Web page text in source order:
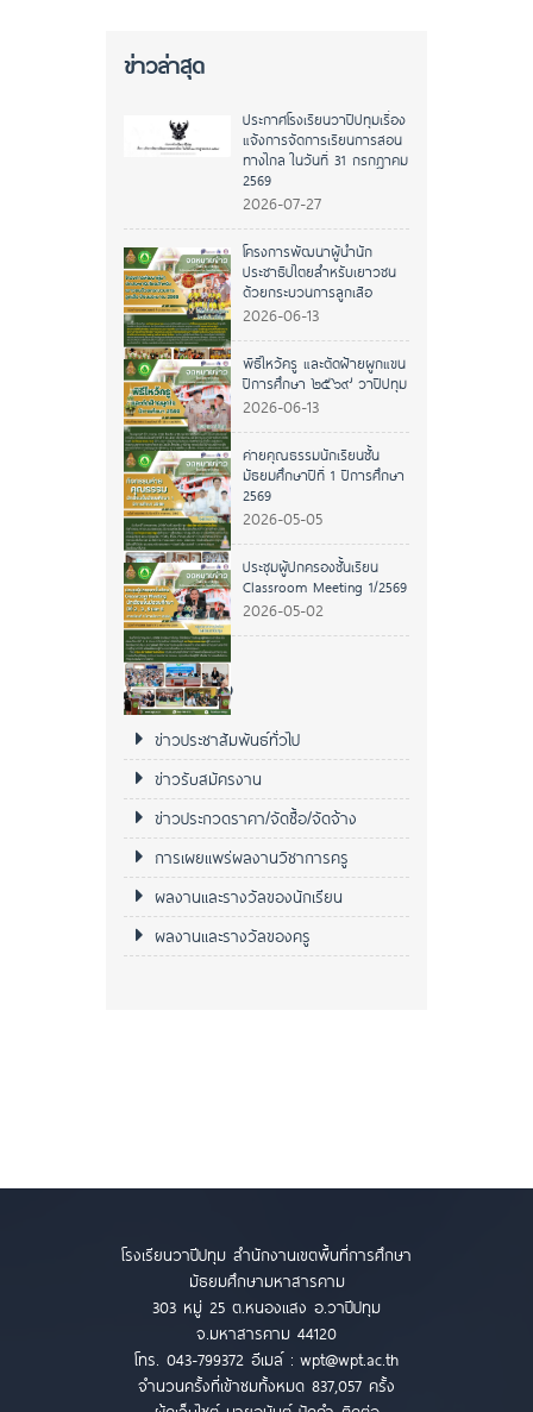
ข่าวล่าสุด
ประกาศโรงเรียนวาปีปทุมเรื่อง
แจ้งการจัดการเรียนการสอน
ทางไกล ในวันที่ 31 กรกฎาคม
2569
2026-07-27
โครงการพัฒนาผู้นำนัก
ประชาธิปไตยสำหรับเยาวชน
ด้วยกระบวนการลูกเสือ
2026-06-13
พิธีไหว้ครู และตัดฝ้ายผูกแขน
ปีการศึกษา ๒๕๖๙ วาปีปทุม
2026-06-13
ค่ายคุณธรรมนักเรียนชั้น
มัธยมศึกษาปีที่ 1 ปีการศึกษา
2569
2026-05-05
ประชุมผู้ปกครองชั้นเรียน
Classroom Meeting 1/2569
2026-05-02
หมวดหมู่ข่าว
ข่าวประชาสัมพันธ์ทั่วไป
ข่าวรับสมัครงาน
ข่าวประกวดราคา/จัดซื้อ/จัดจ้าง
การเผยแพร่ผลงานวิชาการครู
ผลงานและรางวัลของนักเรียน
ผลงานและรางวัลของครู
โรงเรียนวาปีปทุม สำนักงานเขตพื้นที่การศึกษา
มัธยมศึกษามหาสารคาม
303 หมู่ 25 ต.หนองแสง อ.วาปีปทุม
จ.มหาสารคาม 44120
โทร. 043-799372 อีเมล์ : wpt@wpt.ac.th
จำนวนครั้งที่เข้าชมทั้งหมด 837,057 ครั้ง